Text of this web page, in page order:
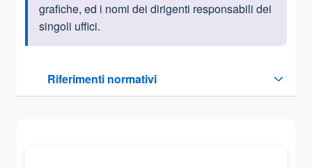
grafiche, ed i nomi dei dirigenti responsabili dei
singoli uffici.
Riferimenti normativi
Sezione compressa